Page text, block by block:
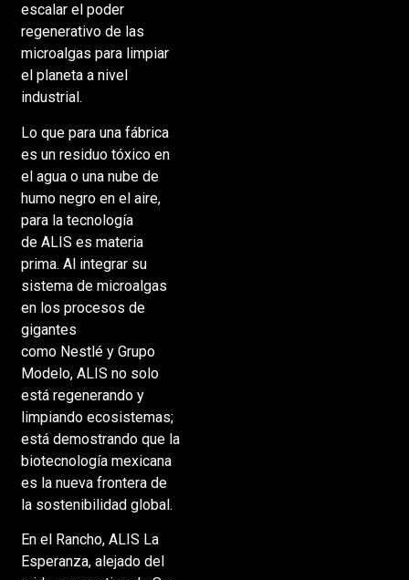
escalar el poder
regenerativo de las
microalgas para limpiar
el planeta a nivel
industrial.
Lo que para una fábrica
es un residuo tóxico en
el agua o una nube de
humo negro en el aire,
para la tecnología
de ALIS es materia
prima. Al integrar su
sistema de microalgas
en los procesos de
gigantes
como Nestlé y Grupo
Modelo, ALIS no solo
está regenerando y
limpiando ecosistemas;
está demostrando que la
biotecnología mexicana
es la nueva frontera de
la sostenibilidad global.
En el Rancho, ALIS La
Esperanza, alejado del